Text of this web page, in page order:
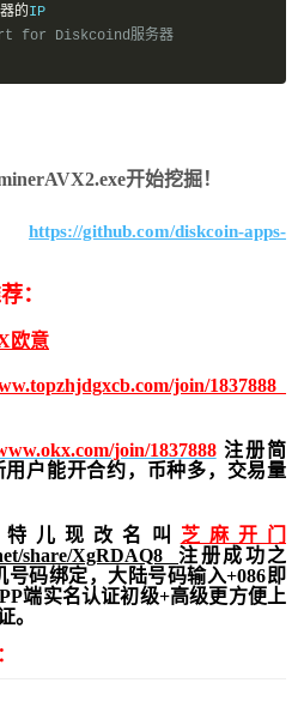
的
for Diskcoind服务器
开始挖掘！
https://github.com/diskcoin-apps-
：
欧意
join/1837888
join/1837888注册简
户能开合约， 币种多，交易量
儿现改名叫 芝麻开门
share/XgRDAQ8 注册成功之
码绑定，大陆号码输入+086即
端实名认证初级+高级更方便上
。